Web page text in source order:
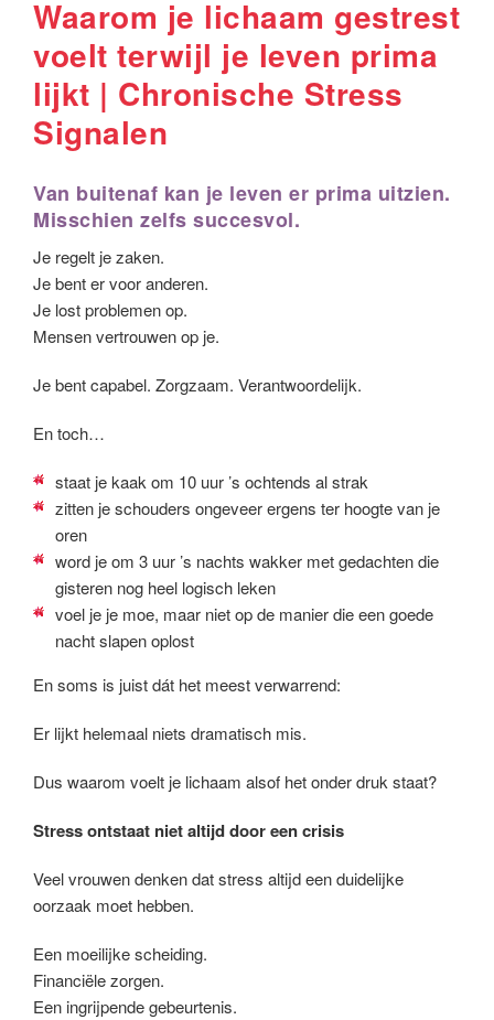
Waarom je lichaam gestrest
voelt terwijl je leven prima
lijkt | Chronische Stress
Signalen
Van buitenaf kan je leven er prima uitzien.
Misschien zelfs succesvol.
Je regelt je zaken.
Je bent er voor anderen.
Je lost problemen op.
Mensen vertrouwen op je.
Je bent capabel. Zorgzaam. Verantwoordelijk.
En toch…
staat je kaak om 10 uur ’s ochtends al strak
zitten je schouders ongeveer ergens ter hoogte van je
oren
word je om 3 uur ’s nachts wakker met gedachten die
gisteren nog heel logisch leken
voel je je moe, maar niet op de manier die een goede
nacht slapen oplost
En soms is juist dát het meest verwarrend:
Er lijkt helemaal niets dramatisch mis.
Dus waarom voelt je lichaam alsof het onder druk staat?
Stress ontstaat niet altijd door een crisis
Veel vrouwen denken dat stress altijd een duidelijke
oorzaak moet hebben.
Een moeilijke scheiding.
Financiële zorgen.
Een ingrijpende gebeurtenis.